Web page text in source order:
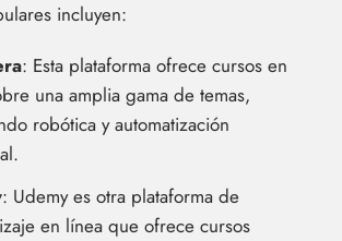
incluyen:
: Esta plataforma ofrece cursos en
una amplia gama de temas,
robótica y automatización
: Udemy es otra plataforma de
en línea que ofrece cursos